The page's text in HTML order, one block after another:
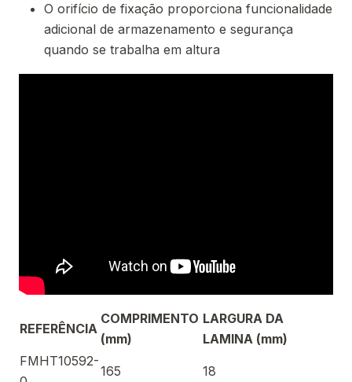
O orifício de fixação proporciona funcionalidade
adicional de armazenamento e segurança
quando se trabalha em altura
REFERÊNCIA
COMPRIMENTO
(mm)
LARGURA DA
LAMINA (mm)
FMHT10592-
165 18